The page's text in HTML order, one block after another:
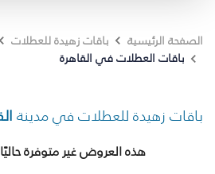
الصفحة الرئيسية باقات زهيدة للعطلات
باقات العطلات في القاهرة
باقات زهيدة للعطلات في مدينة
هذه العروض غير متوفرة